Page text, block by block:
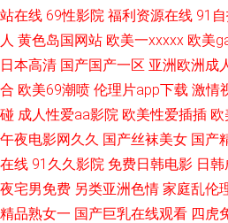
观看一区2区 人人草人人妻91 成人生活视
狠久久乐 久久性福利 豆花国精品 国产精品
堂网站 另类激情 日韩有码久草在线 97资源
片在线下载 色哟哟日韩一区二区 日韩αⅴ 色
站在线 69性影院 福利资源在线 91
人 黄色岛国网站 欧美一xxxxx 欧美
日本高清 国产国产一区 亚洲欧洲成
合 欧美69潮喷 伦理片app下载 激情
碰 成人性爱aa影院 欧美性爱插插
午夜电影网久久 国产丝袜美女 国产
在线 91久久影院 免费日韩电影 日
夜宅男免费 另类亚洲色情 家庭乱伦
精品熟女一 国产巨乳在线观看 四虎